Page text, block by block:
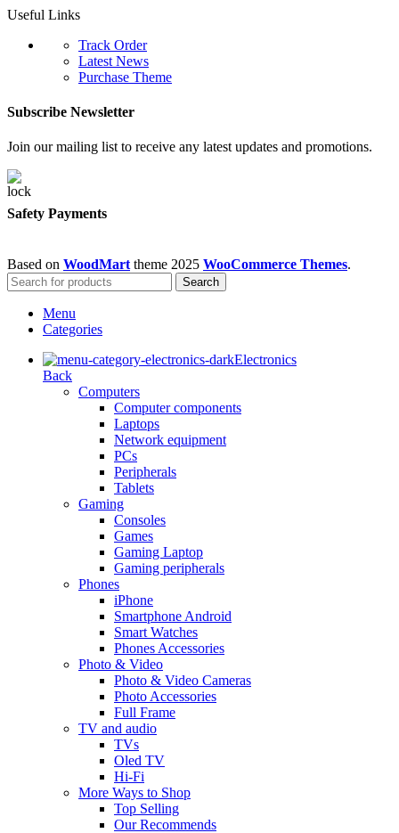
Useful Links
Track Order
Latest News
Purchase Theme
Subscribe Newsletter
Join our mailing list to receive any latest updates and promotions.
Safety Payments
Based on WoodMart theme 2025 WooCommerce Themes.
Search
Menu
Categories
Electronics
Back
Computers
Computer components
Laptops
Network equipment
PCs
Peripherals
Tablets
Gaming
Consoles
Games
Gaming Laptop
Gaming peripherals
Phones
iPhone
Smartphone Android
Smart Watches
Phones Accessories
Photo & Video
Photo & Video Cameras
Photo Accessories
Full Frame
TV and audio
TVs
Oled TV
Hi-Fi
More Ways to Shop
Top Selling
Our Recommends